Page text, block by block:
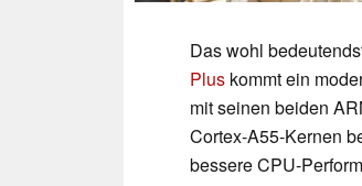
Das wohl
Plus kommt ein
mit seinen beiden
Cortex-A55-Kernen
bessere CPU-